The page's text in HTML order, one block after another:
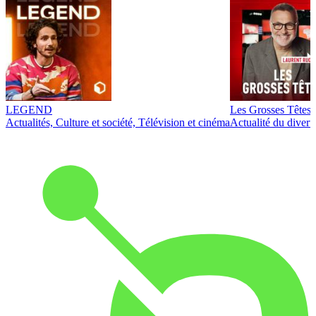
LEGEND
Actualités, Culture et société, Télévision et cinéma
Les Grosses Têtes
Actualité du